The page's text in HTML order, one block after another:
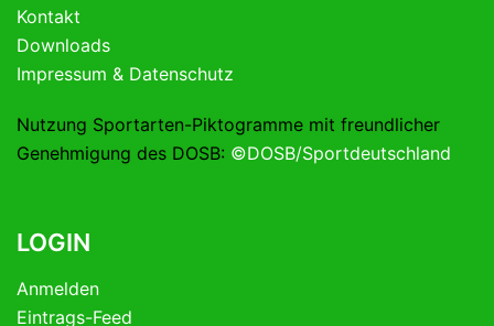
Kontakt
Downloads
Impressum & Datenschutz
Nutzung Sportarten-Piktogramme mit freundlicher
Genehmigung des DOSB: ©DOSB/Sportdeutschland
LOGIN
Anmelden
Eintrags-Feed